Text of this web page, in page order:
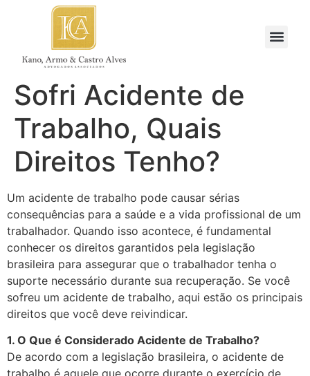
Sofri Acidente de
Trabalho, Quais
Direitos Tenho?
Um acidente de trabalho pode causar sérias
consequências para a saúde e a vida profissional de um
trabalhador. Quando isso acontece, é fundamental
conhecer os direitos garantidos pela legislação
brasileira para assegurar que o trabalhador tenha o
suporte necessário durante sua recuperação. Se você
sofreu um acidente de trabalho, aqui estão os principais
direitos que você deve reivindicar.
1. O Que é Considerado Acidente de Trabalho?
De acordo com a legislação brasileira, o acidente de